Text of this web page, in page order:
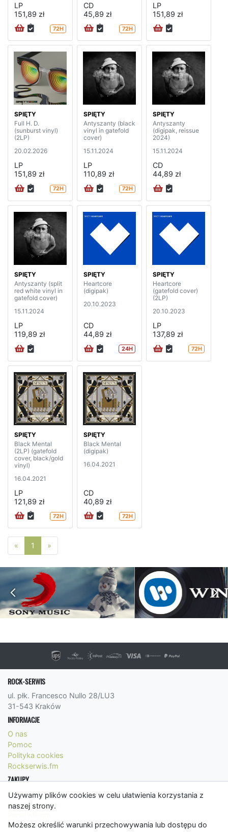
Używamy plików cookies w celu ułatwienia korzystania z
naszej strony.
Możesz określić warunki przechowywania lub dostępu do
LP
151,89 zł
72H
CD
45,89 zł
72H
LP
151,89 zł
SPIĘTY
Full H. D.
(sunburst vinyl)
(2LP)
20.02.2026
LP
151,89 zł
72H
SPIĘTY
Antyszanty (black
vinyl in gatefold
cover)
15.11.2024
LP
110,89 zł
72H
SPIĘTY
Antyszanty
(digipak, reissue
2024)
15.11.2024
CD
44,89 zł
SPIĘTY
Antyszanty (split
red white vinyl in
gatefold cover)
15.11.2024
LP
119,89 zł
SPIĘTY
Heartcore
(digipak)
20.10.2023
CD
44,89 zł
24H
SPIĘTY
Heartcore
(gatefold cover)
(2LP)
20.10.2023
LP
137,89 zł
72H
SPIĘTY
Black Mental
(2LP) (gatefold
cover, black/gold
vinyl)
16.04.2021
LP
121,89 zł
72H
SPIĘTY
Black Mental
(digipak)
16.04.2021
CD
40,89 zł
72H
« Poprzednia strona
1 »
ROCK-SERWIS
ul. płk. Francesco Nullo 28/LU3
31-543 Kraków
INFORMACJE
O nas
Pomoc
Polityka cookies
Rockserwis.fm
ZAKUPY
Formy płatności
Koszty wysyłki
Regulamin